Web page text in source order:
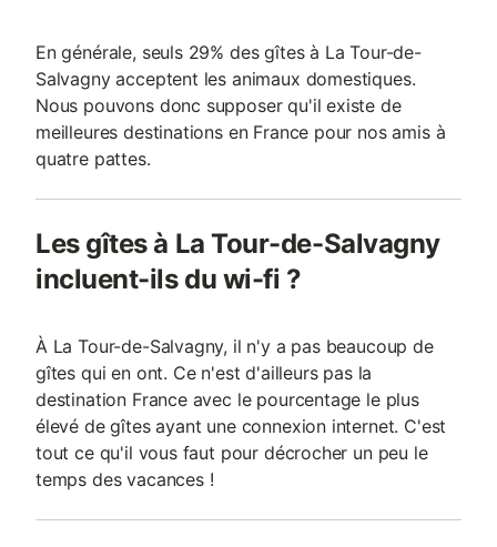
En générale, seuls 29% des gîtes à La Tour-de-
Salvagny acceptent les animaux domestiques.
Nous pouvons donc supposer qu'il existe de
meilleures destinations en France pour nos amis à
quatre pattes.
Les gîtes à La Tour-de-Salvagny
incluent-ils du wi-fi ?
À La Tour-de-Salvagny, il n'y a pas beaucoup de
gîtes qui en ont. Ce n'est d'ailleurs pas la
destination France avec le pourcentage le plus
élevé de gîtes ayant une connexion internet. C'est
tout ce qu'il vous faut pour décrocher un peu le
temps des vacances !